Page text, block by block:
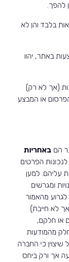
בלבד והן לא
באתר, יהוו
(אך לא רק)
או המבצע
באחריות
הפרטים
עליהם. למען
ומגרשים
מהאמור
לא חייבת)
או חלקם,
מהמודעות
שיצוין כי החברה
אך ורק ביחס